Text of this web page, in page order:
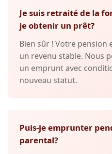
Je suis retraité de la
je obtenir un prêt?
Bien sûr ! Votre pension
un revenu stable. Nous
un emprunt avec
nouveau statut.
Puis-je emprunter
parental?